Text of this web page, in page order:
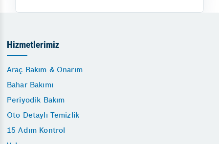
Hizmetlerimiz
Araç Bakım & Onarım
Bahar Bakımı
Periyodik Bakım
Oto Detaylı Temizlik
15 Adım Kontrol